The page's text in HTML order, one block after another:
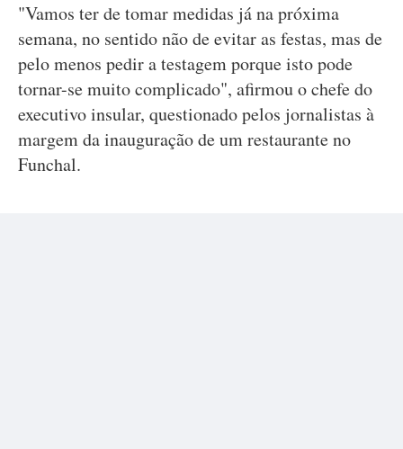
"Vamos ter de tomar medidas já na próxima
semana, no sentido não de evitar as festas, mas de
pelo menos pedir a testagem porque isto pode
tornar-se muito complicado", afirmou o chefe do
executivo insular, questionado pelos jornalistas à
margem da inauguração de um restaurante no
Funchal.